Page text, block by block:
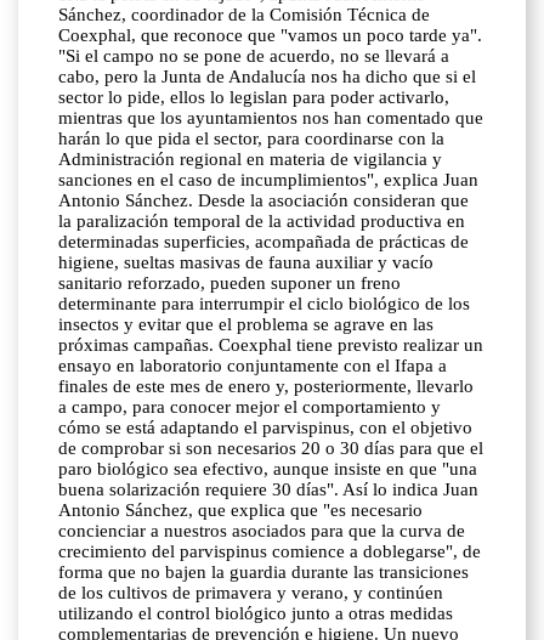
Sánchez, coordinador de la Comisión Técnica de
Coexphal, que reconoce que "vamos un poco tarde ya".
"Si el campo no se pone de acuerdo, no se llevará a
cabo, pero la Junta de Andalucía nos ha dicho que si el
sector lo pide, ellos lo legislan para poder activarlo,
mientras que los ayuntamientos nos han comentado que
harán lo que pida el sector, para coordinarse con la
Administración regional en materia de vigilancia y
sanciones en el caso de incumplimientos", explica Juan
Antonio Sánchez. Desde la asociación consideran que
la paralización temporal de la actividad productiva en
determinadas superficies, acompañada de prácticas de
higiene, sueltas masivas de fauna auxiliar y vacío
sanitario reforzado, pueden suponer un freno
determinante para interrumpir el ciclo biológico de los
insectos y evitar que el problema se agrave en las
próximas campañas. Coexphal tiene previsto realizar un
ensayo en laboratorio conjuntamente con el Ifapa a
finales de este mes de enero y, posteriormente, llevarlo
a campo, para conocer mejor el comportamiento y
cómo se está adaptando el parvispinus, con el objetivo
de comprobar si son necesarios 20 o 30 días para que el
paro biológico sea efectivo, aunque insiste en que "una
buena solarización requiere 30 días". Así lo indica Juan
Antonio Sánchez, que explica que "es necesario
concienciar a nuestros asociados para que la curva de
crecimiento del parvispinus comience a doblegarse", de
forma que no bajen la guardia durante las transiciones
de los cultivos de primavera y verano, y continúen
utilizando el control biológico junto a otras medidas
complementarias de prevención e higiene. Un nuevo